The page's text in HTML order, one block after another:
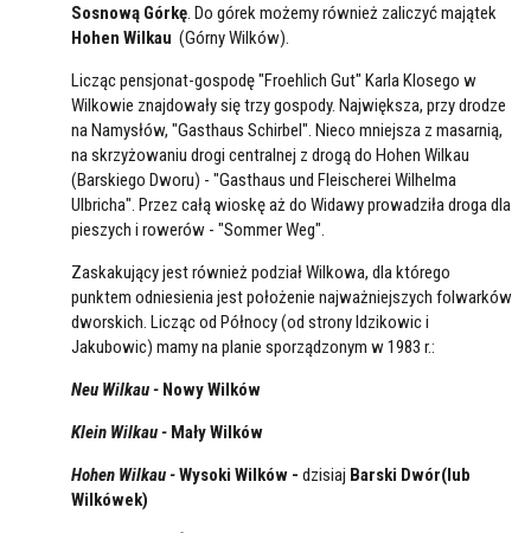
Sosnową Górkę. Do górek możemy również zaliczyć majątek
Hohen Wilkau (Górny Wilków).
Licząc pensjonat-gospodę "Froehlich Gut" Karla Klosego w
Wilkowie znajdowały się trzy gospody. Największa, przy drodze
na Namysłów, "Gasthaus Schirbel". Nieco mniejsza z masarnią,
na skrzyżowaniu drogi centralnej z drogą do Hohen Wilkau
(Barskiego Dworu) - "Gasthaus und Fleischerei Wilhelma
Ulbricha". Przez całą wioskę aż do Widawy prowadziła droga dla
pieszych i rowerów - "Sommer Weg".
Zaskakujący jest również podział Wilkowa, dla którego
punktem odniesienia jest położenie najważniejszych folwarków
dworskich. Licząc od Północy (od strony Idzikowic i
Jakubowic) mamy na planie sporządzonym w 1983 r.:
Neu Wilkau - Nowy Wilków
Klein Wilkau - Mały Wilków
Hohen Wilkau -Wysoki Wilków - dzisiaj Barski Dwór(lub
Wilkówek)